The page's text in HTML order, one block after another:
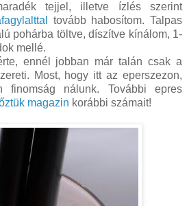
tejjel, illetve ízlés szerint
tovább habosítom. Talpas
pohárba töltve, díszítve kínálom, 1-
mellé.
ennél jobban már talán csak a
Most, hogy itt az eperszezon,
finomság nálunk. További epres
magazin korábbi számait!